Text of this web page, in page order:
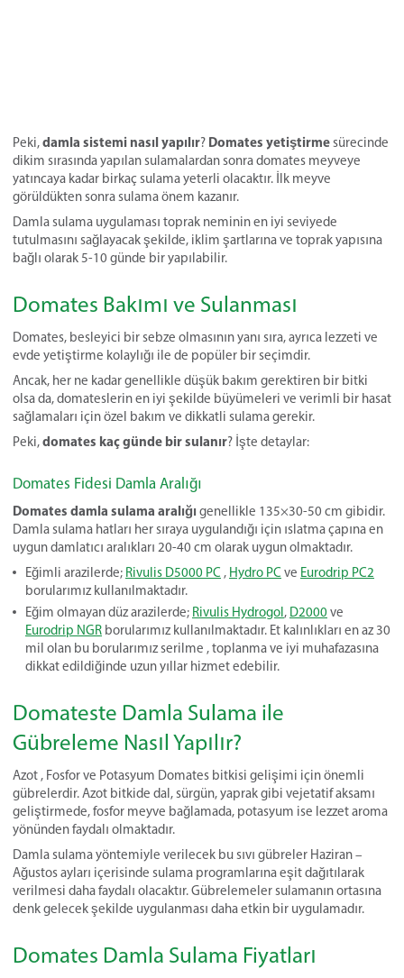
Peki,damla sistemi nasıl yapılır? Domates yetiştirmesürecinde
dikim sırasında yapılan sulamalardan sonra domates meyveye
yatıncaya kadar birkaç sulama yeterli olacaktır. İlk meyve
görüldükten sonra sulama önem kazanır.
Damla sulama uygulaması toprak neminin en iyi seviyede
tutulmasını sağlayacak şekilde, iklim şartlarına ve toprak yapısına
bağlı olarak 5-10 günde bir yapılabilir.
Domates Bakımı ve Sulanması
Domates, besleyici bir sebze olmasının yanı sıra, ayrıca lezzeti ve
evde yetiştirme kolaylığı ile de popüler bir seçimdir.
Ancak, her ne kadar genellikle düşük bakım gerektiren bir bitki
olsa da, domateslerin en iyi şekilde büyümeleri ve verimli bir hasat
sağlamaları için özel bakım ve dikkatli sulama gerekir.
Peki,domates kaç günde bir sulanır? İşte detaylar:
Domates Fidesi Damla Aralığı
Domates damla sulama aralığı genellikle 135×30-50 cm gibidir.
Damla sulama hatları her sıraya uygulandığı için ıslatma çapına en
uygun damlatıcı aralıkları 20-40 cm olarak uygun olmaktadır.
Eğimli arazilerde; Rivulis D5000 PC , Hydro PC ve Eurodrip PC2
borularımız kullanılmaktadır.
Eğim olmayan düz arazilerde; Rivulis Hydrogol, D2000 ve
Eurodrip NGR borularımız kullanılmaktadır. Et kalınlıkları en az 30
mil olan bu borularımız serilme , toplanma ve iyi muhafazasına
dikkat edildiğinde uzun yıllar hizmet edebilir.
Domateste Damla Sulama ile
Gübreleme Nasıl Yapılır?
Azot , Fosfor ve Potasyum Domates bitkisi gelişimi için önemli
gübrelerdir. Azot bitkide dal, sürgün, yaprak gibi vejetatif aksamı
geliştirmede, fosfor meyve bağlamada, potasyum ise lezzet aroma
yönünden faydalı olmaktadır.
Damla sulama yöntemiyle verilecek bu sıvı gübreler Haziran –
Ağustos ayları içerisinde sulama programlarına eşit dağıtılarak
verilmesi daha faydalı olacaktır. Gübrelemeler sulamanın ortasına
denk gelecek şekilde uygulanması daha etkin bir uygulamadır.
Domates Damla Sulama Fiyatları